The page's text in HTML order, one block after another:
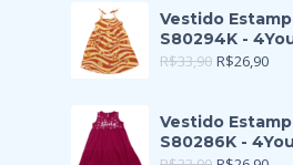
Vestido
S80294K -
R$33,90 R$26,90
Vestido
S80286K - 4You